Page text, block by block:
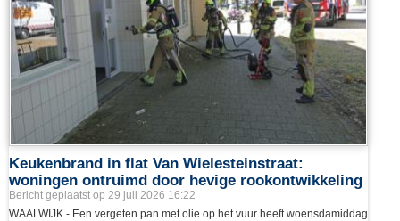
ochtend stond daar een stuk plastic in de berm…
lees verder »